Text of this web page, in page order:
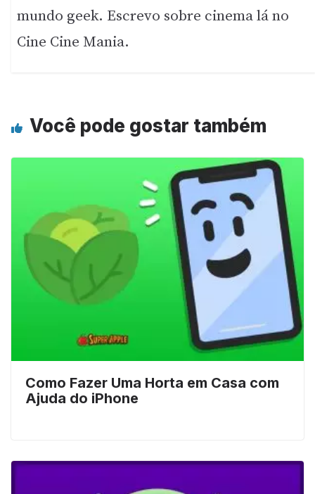
mundo geek. Escrevo sobre cinema lá no
Cine Cine Mania.
Você pode gostar também
Como Fazer Uma Horta em Casa com
Ajuda do iPhone